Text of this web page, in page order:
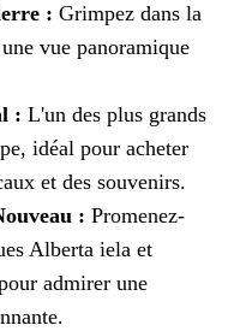
: Grimpez dans la
vue panoramique
: L'un des plus grands
idéal pour acheter
et des souvenirs.
: Promenez-
Alberta iela et
admirer une